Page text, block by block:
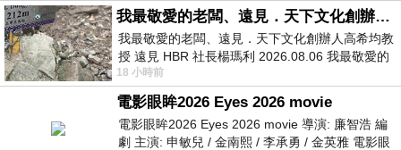
我最敬愛的老闆、遠見．天下文化創辦人高希均教授
我最敬愛的老闆、遠見．天下文化創辦人高希均教
授 遠見 HBR 社長楊瑪利 2026.08.06 我最敬愛的
老闆、遠見．天下文化創辦人高希均教
18 小時前
電影眼眸2026 Eyes 2026 movie
電影眼眸2026 Eyes 2026 movie 導演: 廉智浩 編
劇 主演: 申敏兒 / 金南熙 / 李承勇 / 金英雅 電影眼